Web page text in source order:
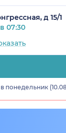
д 15/1
07:30
понедельник